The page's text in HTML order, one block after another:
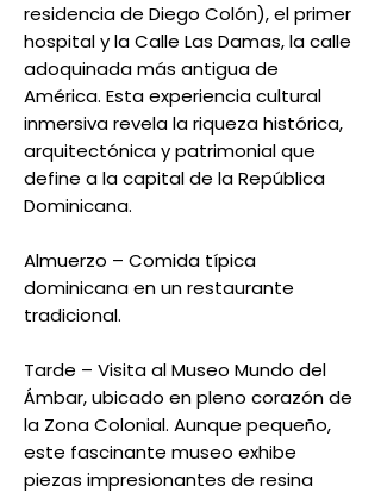
residencia de Diego Colón), el primer
hospital y la Calle Las Damas, la calle
adoquinada más antigua de
América. Esta experiencia cultural
inmersiva revela la riqueza histórica,
arquitectónica y patrimonial que
define a la capital de la República
Dominicana.
Almuerzo – Comida típica
dominicana en un restaurante
tradicional.
Tarde – Visita al Museo Mundo del
Ámbar, ubicado en pleno corazón de
la Zona Colonial. Aunque pequeño,
este fascinante museo exhibe
piezas impresionantes de resina